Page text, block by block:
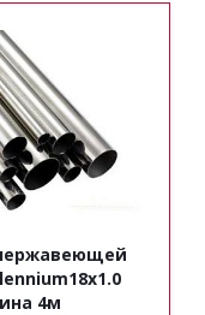
4м